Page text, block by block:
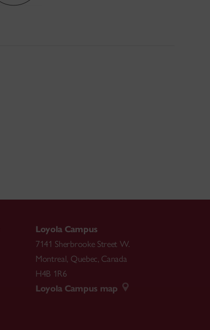
Loyola Campus
7141 Sherbrooke Street W.
Montreal, Quebec, Canada
H4B 1R6
Loyola Campus map